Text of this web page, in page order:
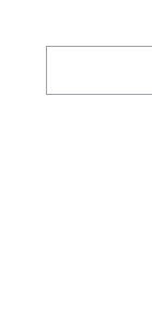
cho: